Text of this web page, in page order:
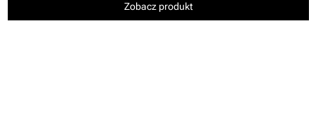
Zobacz produkt